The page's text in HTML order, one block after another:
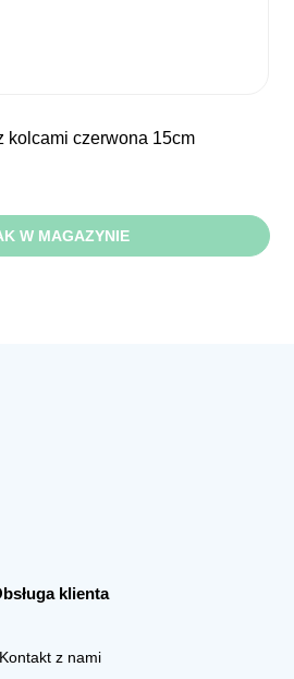
kolcami czerwona 15cm
W MAGAZYNIE
klienta
Kontakt z nami